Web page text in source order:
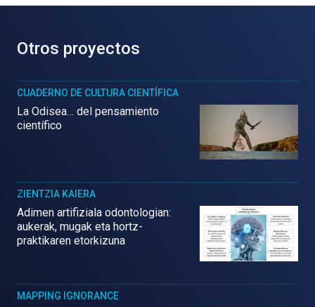
Otros proyectos
CUADERNO DE CULTURA CIENTÍFICA
La Odisea… del pensamiento
científico
ZIENTZIA KAIERA
Adimen artifiziala odontologian:
aukerak, mugak eta hortz-
praktikaren etorkizuna
MAPPING IGNORANCE